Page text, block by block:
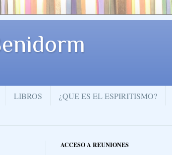
LIBROS
¿QUE ES EL ESPIRITISMO?
ACCESO A REUNIONES